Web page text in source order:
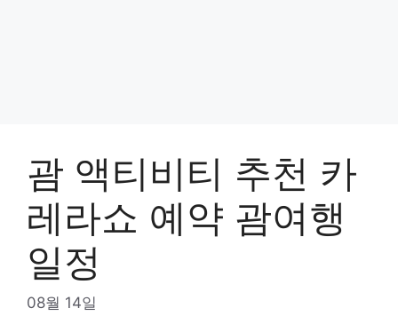
괌 액티비티 추천 카
레라쇼 예약 괌여행
일정
08월 14일